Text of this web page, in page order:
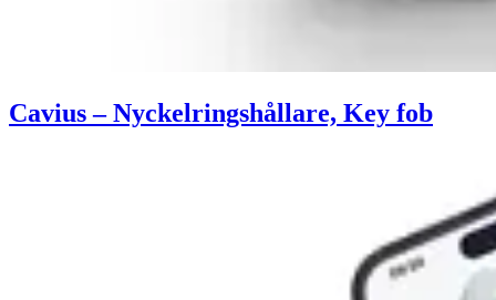
Cavius – Nyckelringshållare, Key fob